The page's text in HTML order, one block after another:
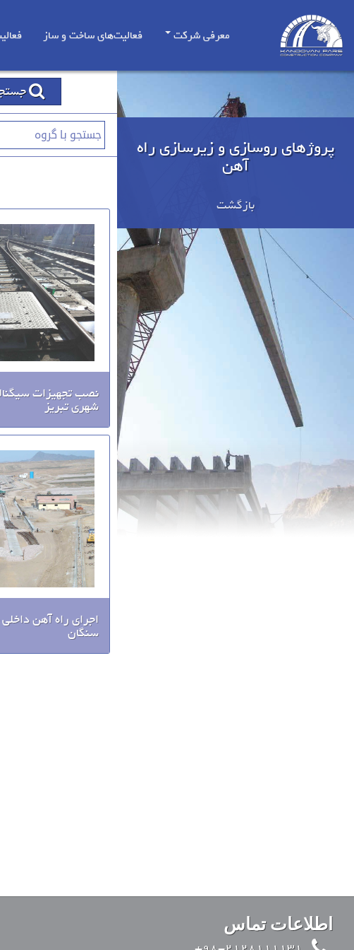
معرفی شرکت فعالیت‌های ساخت و ساز
پروژهای روسازی و زیرسازی راه
آهن
بازگشت
نصب تجهیزات
شهری تبریز
اجرای راه آهن
سنگان
اطلاعات تماس